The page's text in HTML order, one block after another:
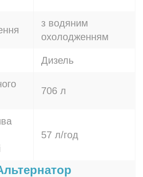
з водяним
охолодженням
Дизель
706 л
57 л/год